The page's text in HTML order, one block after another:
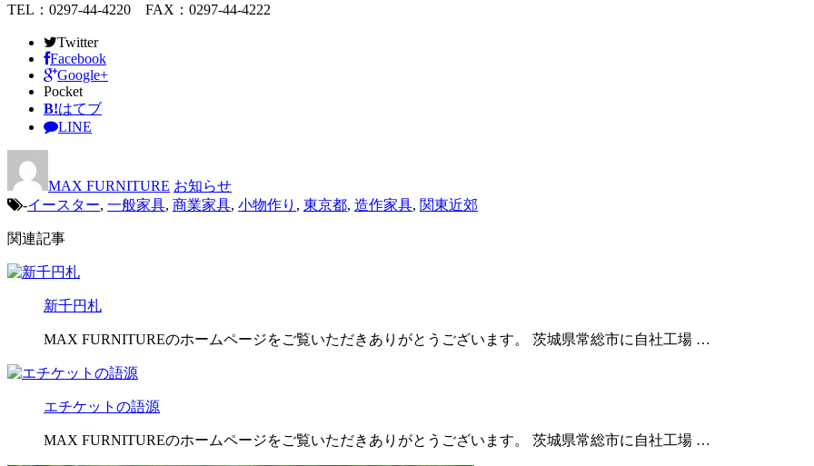
TEL：0297-44-4220 FAX：0297-44-4222
Twitter
Facebook
Google+
Pocket
B!はてブ
LINE
MAX FURNITURE お知らせ
-イースター, 一般家具, 商業家具, 小物作り , 東京都, 造作家具, 関東近郊
関連記事
新千円札
MAX FURNITUREのホームページをご覧いただきありがとうございます。 茨城県常総市に自社工場 …
エチケットの語源
MAX FURNITUREのホームページをご覧いただきありがとうございます。 茨城県常総市に自社工場 …